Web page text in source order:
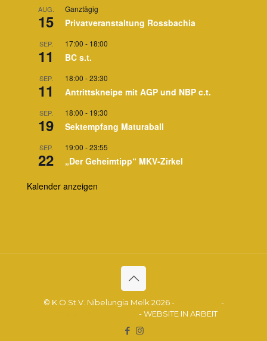
AUG.
15
Ganztägig
Privatveranstaltung Rossbachia
SEP.
11
17:00 - 18:00
BC s.t.
SEP.
11
18:00 -23:30
Antrittskneipe mit AGP und NBP c.t.
SEP.
19
18:00 - 19:30
Sektempfang Maturaball
SEP.
22
19:00 -23:55
„Der Geheimtipp“ MKV-Zirkel
Kalender anzeigen
© K.Ö.St.V. Nibelungia Melk 2026 -
-
- WEBSITE IN ARBEIT